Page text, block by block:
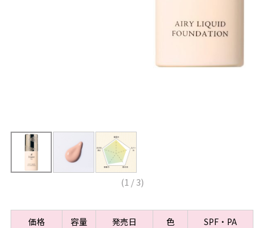
(1 /3)
価格 容量 発売日 色
SPF・PA